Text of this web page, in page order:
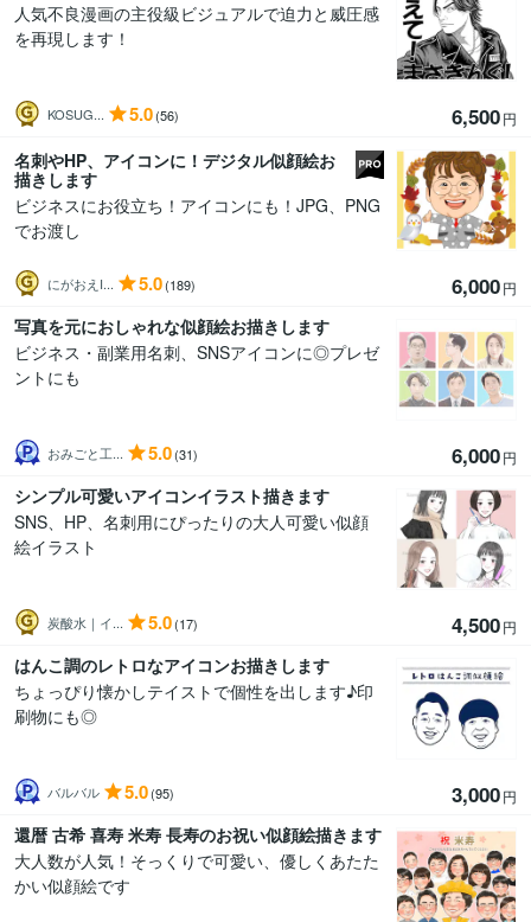
人気不良漫画の主役級ビジュアルで迫力と威圧感
を再現します！
KOSUG... 5.0(56) 6,500円
名刺やHP、アイコンに！デジタル似顔絵お
描きします
ビジネスにお役立ち！アイコンにも！JPG、PNG
でお渡し
にがおえI... 5.0(189) 6,000円
写真を元におしゃれな似顔絵お描きします
ビジネス・副業用名刺、SNSアイコンに◎プレゼ
ントにも
おみごと工... 5.0(31) 6,000円
シンプル可愛いアイコンイラスト描きます
SNS、HP、名刺用にぴったりの大人可愛い似顔
絵イラスト
炭酸水｜イ... 5.0(17) 4,500円
はんこ調のレトロなアイコンお描きします
ちょっぴり懐かしテイストで個性を出します♪印
刷物にも◎
バルバル 5.0(95) 3,000円
還暦 古希 喜寿 米寿 長寿のお祝い似顔絵描きます
大人数が人気！そっくりで可愛い、優しくあたた
かい似顔絵です